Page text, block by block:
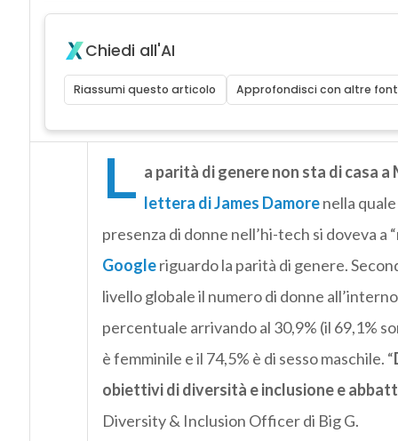
Chiedi all'AI
Riassumi questo articolo Approfondisci con altre
L a parità di genere non sta di casa
lettera di James Damorenella quale
presenza di donne nell’hi-tech si doveva a
Googleriguardo la parità di genere.
livello globale il numero di donne
percentuale arrivando al 30,9% (il 69,1%
è femminile e il 74,5% è di sesso maschile. “
obiettivi di diversità e inclusione e
Diversity & Inclusion Officer di Big G.